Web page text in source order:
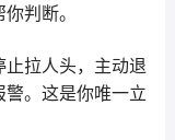
判断。
拉人头，主动退
。这是你唯一立